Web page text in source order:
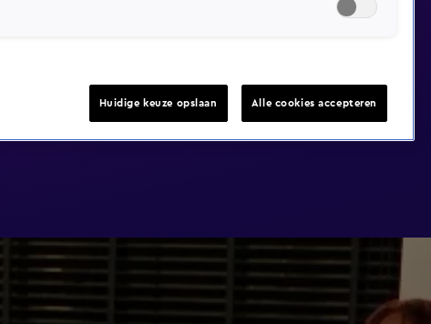
Huidige keuze opslaan Alle cookies accepteren